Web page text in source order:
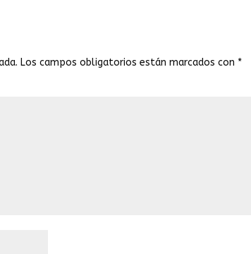
Los campos obligatorios están marcados con *